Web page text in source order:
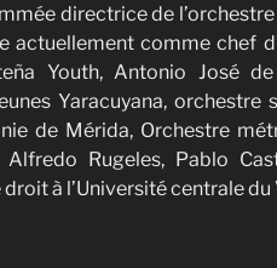
directrice de
actuellement comme chef
Youth, Antonio José
Yaracuyana, orchestre
de Mérida, Orchestre
Rugeles, Pablo
à l’Université centrale du